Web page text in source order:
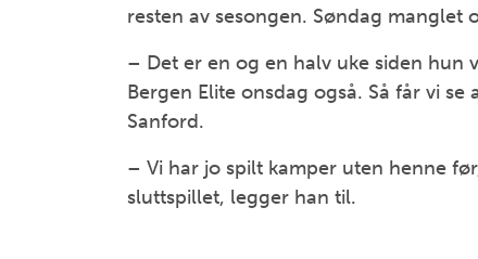
resten av sesongen. Søndag manglet
– Det er en og en halv uke siden hun
Bergen Elite onsdag også. Så får vi
Sanford.
– Vi har jo spilt kamper uten henne
sluttspillet, legger han til.